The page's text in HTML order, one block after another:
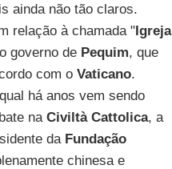
ainda não tão claros.
relação à chamada "Igreja
governo de Pequim, que
com o Vaticano.
há anos vem sendo
na Civiltà Cattolica, a
da Fundação
chinesa e